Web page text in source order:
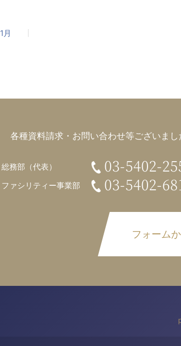
1月
各種資料請求・お問い合わせ等ございまし
フォーム
総務部（代表） 03-5402-
ファシリティー事業部 03-5402-